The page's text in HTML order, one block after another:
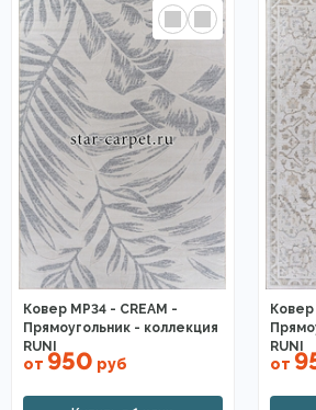
Ковер MP34 - CREAM -
Прямоугольник - коллекция
RUNI
от 950 руб
Ковер
RUNI
от